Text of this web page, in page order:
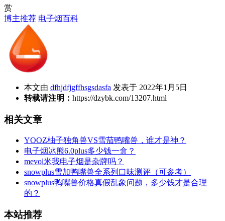
赏
博主推荐 电子烟百科
本文由 dfhjdfjgffhsgsdasfa 发表于 2022年1月5日
转载请注明： https://dzybk.com/13207.html
相关文章
YOOZ柚子独角兽VS雪茄鸭嘴兽，谁才是神？
电子烟冰熊6.0plus多少钱一盒？
mevol米我电子烟是杂牌吗？
snowplus雪加鸭嘴兽全系列口味测评（可参考）
snowplus鸭嘴兽价格真假乱象问题，多少钱才是合理
的？
本站推荐